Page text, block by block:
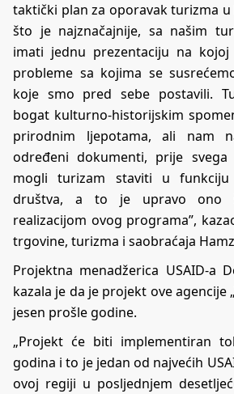
taktički plan za oporavak turizma u
što je najznačajnije, sa našim
imati jednu prezentaciju na
probleme sa kojima se
koje smo pred sebe postavili.
bogat kulturno-historijskim
prirodnim ljepotama, ali nam
određeni dokumenti, prije
mogli turizam staviti u funkciju
društva, a to je upravo ono
realizacijom ovog programa”,
trgovine, turizma i saobraćaja
Projektna menadžerica USAID-a
kazala je da je projekt ove agencije
jesen prošle godine.
„Projekt će biti implementiran
godina i to je jedan od najvećih
ovoj regiji u posljednjem